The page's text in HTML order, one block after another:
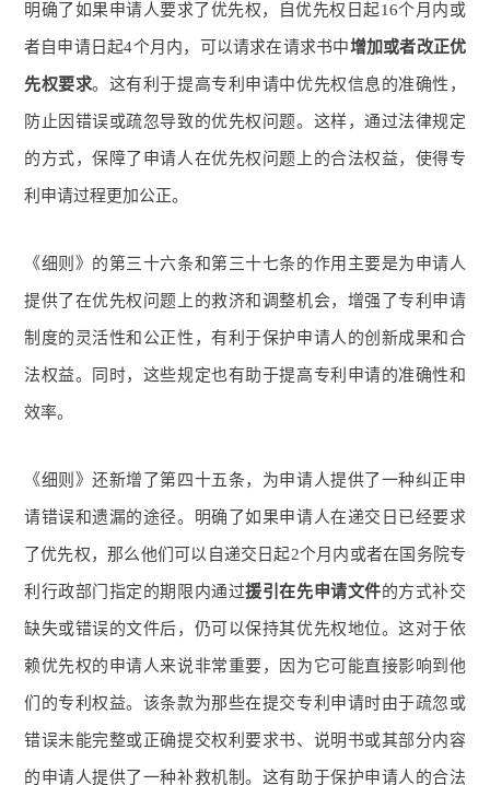
明确了如果申请人要求了优先权，自优先权日起16个月内或
者自申请日起4个月内，可以请求在请求书中增加或者改正优
先权要求。这有利于提高专利申请中优先权信息的准确性，
防止因错误或疏忽导致的优先权问题。这样，通过法律规定
的方式，保障了申请人在优先权问题上的合法权益，使得专
利申请过程更加公正。
《细则》的第三十六条和第三十七条的作用主要是为申请人
提供了在优先权问题上的救济和调整机会，增强了专利申请
制度的灵活性和公正性，有利于保护申请人的创新成果和合
法权益。同时，这些规定也有助于提高专利申请的准确性和
效率。
《细则》还新增了第四十五条，为申请人提供了一种纠正申
请错误和遗漏的途径。明确了如果申请人在递交日已经要求
了优先权，那么他们可以自递交日起2个月内或者在国务院专
利行政部门指定的期限内通过援引在先申请文件的方式补交
缺失或错误的文件后，仍可以保持其优先权地位。这对于依
赖优先权的申请人来说非常重要，因为它可能直接影响到他
们的专利权益。该条款为那些在提交专利申请时由于疏忽或
错误未能完整或正确提交权利要求书、说明书或其部分内容
的申请人提供了一种补救机制。这有助于保护申请人的合法